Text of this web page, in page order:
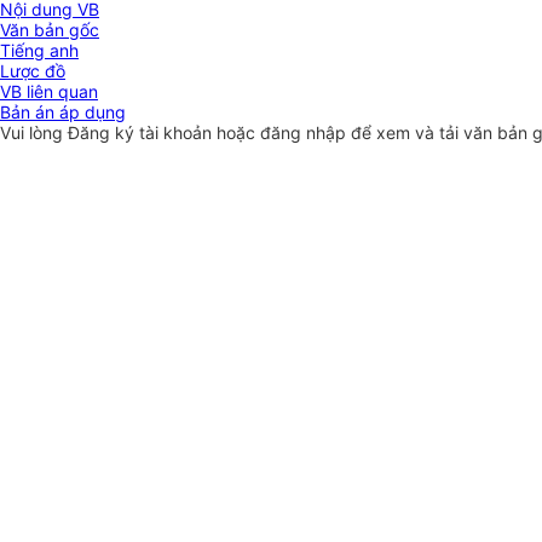
Nội dung VB
Văn bản gốc
Tiếng anh
Lược đồ
VB liên quan
Bản án áp dụng
Vui lòngĐăng ký tài khoản hoặc đăng nhập để xem và tải văn bản